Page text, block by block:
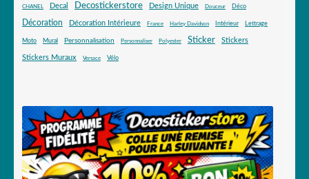
CHANEL Decal Decostickerstore Design Unique Douceur Déco
Décoration Décoration Intérieure France Harley Davidson Intérieur Lettrage
Moto Mural Personnalisation Personnaliser Polyester Sticker Stickers
Stickers Muraux Versace Vélo